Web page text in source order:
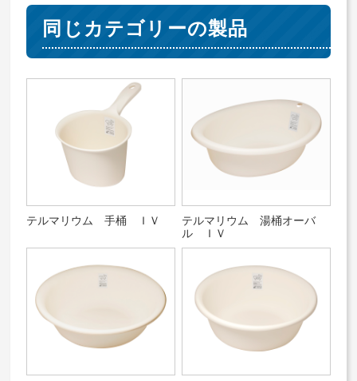
同じカテゴリーの製品
テルマリウム 手桶 ＩＶ
テルマリウム 湯桶オーバ
ル ＩＶ